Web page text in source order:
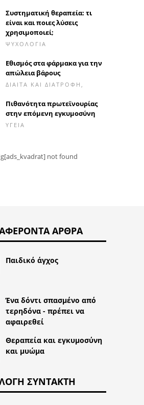
Συστηματική θεραπεία: τι
είναι και ποιες λύσεις
χρησιμοποιεί;
ΨΥΧΟΛΟΓΊΑ
Εθισμός στα φάρμακα για την
απώλεια βάρους
ΔΊΑΙΤΑ ΚΑΙ ΔΙΑΤΡΟΦΉ,
Πιθανότητα πρωτεϊνουρίας
στην επόμενη εγκυμοσύνη
ΥΓΕΊΑ
not found
ΆΡΘΡΑ
Παιδικό άγχος
Ένα δόντι σπασμένο από
τερηδόνα - πρέπει να
αφαιρεθεί
Θεραπεία και εγκυμοσύνη
και μυώμα
ΣΥΝΤΆΚΤΗ